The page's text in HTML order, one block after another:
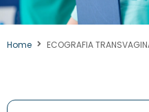
Home ECOGRAFIA